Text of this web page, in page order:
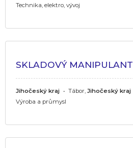
Technika, elektro, vývoj
SKLADOVÝ MANIPULANT
Jihočeský kraj • Tábor, Jihočeský kraj
Výroba a průmysl